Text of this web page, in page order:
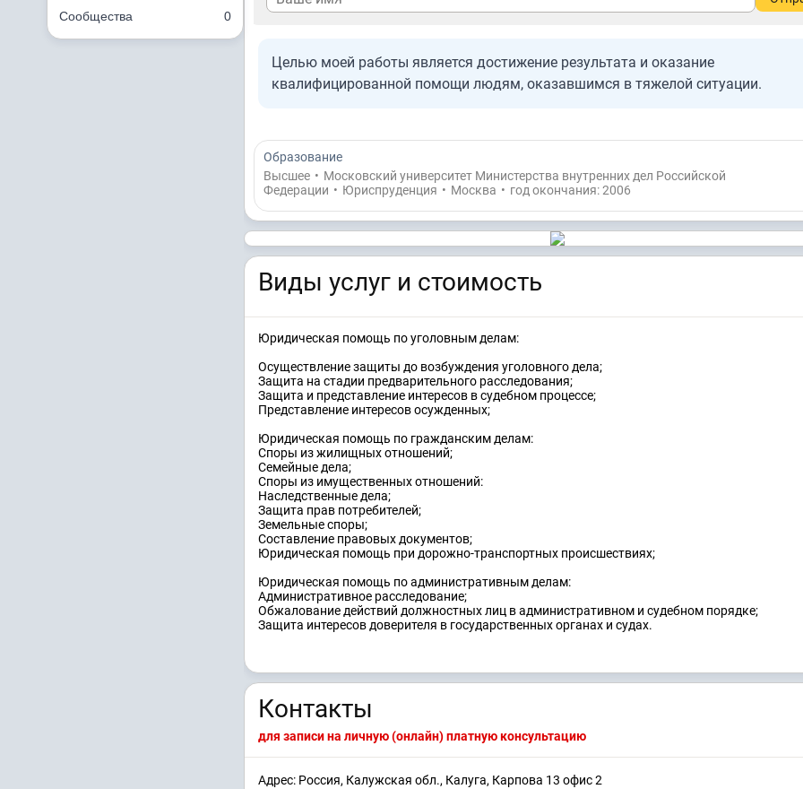
Сообщества
0
Целью моей работы является достижение результата и оказание
квалифицированной помощи людям, оказавшимся в тяжелой ситуации.
Образование
Высшее • Московский университет Министерства внутренних дел Российской
Федерации • Юриспруденция • Москва • год окончания: 2006
Виды услуг и стоимость
Юридическая помощь по уголовным делам:
Осуществление защиты до возбуждения уголовного дела;
Защита на стадии предварительного расследования;
Защита и представление интересов в судебном процессе;
Представление интересов осужденных;
Юридическая помощь по гражданским делам:
Споры из жилищных отношений;
Семейные дела;
Споры из имущественных отношений:
Наследственные дела;
Защита прав потребителей;
Земельные споры;
Составление правовых документов;
Юридическая помощь при дорожно-транспортных происшествиях;
Юридическая помощь по административным делам:
Административное расследование;
Обжалование действий должностных лиц в административном и судебном порядке;
Защита интересов доверителя в государственных органах и судах.
Контакты
для записи на личную (онлайн) платную консультацию
Адрес: Россия, Калужская обл., Калуга, Карпова 13 офис 2